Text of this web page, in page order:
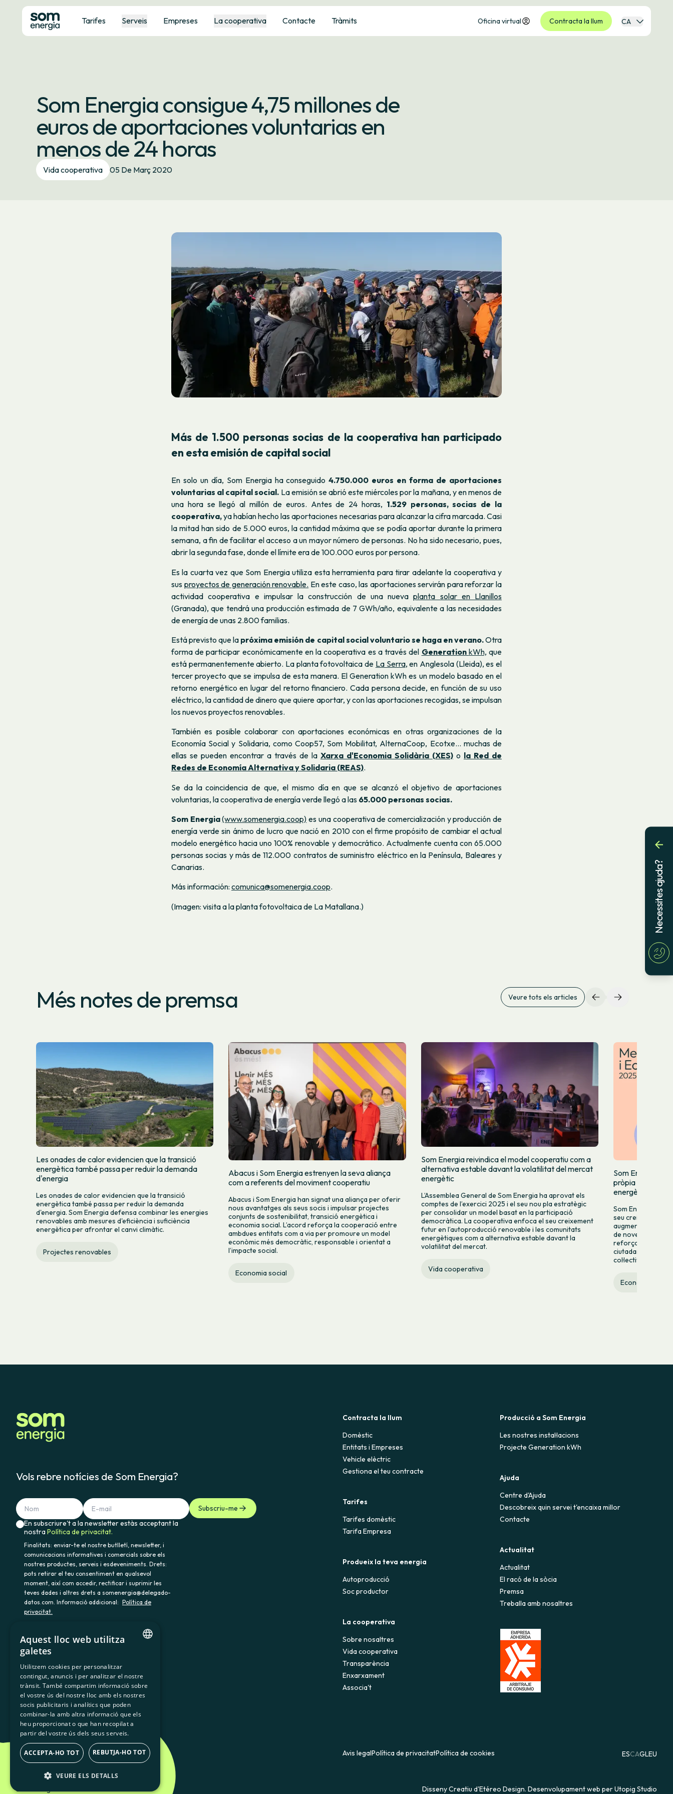
Tarifes Serveis Empreses La cooperativa Contacte Tràmits Oficina virtual Contracta la llum CA
Som Energia consigue 4,75 millones de
euros de aportaciones voluntarias en
menos de 24 horas
Vida cooperativa 05 De Març 2020
Más de 1.500 personas socias de la cooperativa han participado
en esta emisión de capital social
En solo un día, Som Energia ha conseguido4.750.000 euros en forma de aportaciones
voluntarias al capital social. La emisión se abrió este miércoles por la mañana, y en menos de
una hora se llegó al millón de euros. Antes de 24 horas, 1.529 personas, socias de la
cooperativa,ya habían hecho las aportaciones necesarias para alcanzar la cifra marcada. Casi
la mitad han sido de 5.000 euros, la cantidad máxima que se podía aportar durante la primera
semana, a fin de facilitar el acceso a un mayor número de personas. No ha sido necesario, pues,
abrir la segunda fase, donde el límite era de 100.000 euros por persona.
Es la cuarta vez que Som Energia utiliza esta herramienta para tirar adelante la cooperativa y
sus proyectos de generación renovable. En este caso, las aportaciones servirán para reforzar la
actividad cooperativa e impulsar la construcción de una nuevaplanta solar en Llanillos
(Granada), que tendrá una producción estimada de 7 GWh/año, equivalente a las necesidades
de energía de unas 2.800 familias.
Está previsto que la próxima emisión de capital social voluntario se haga en verano.Otra
forma de participar económicamente en la cooperativa es a través del Generation kWh, que
está permanentemente abierto. La planta fotovoltaica de La Serra, en Anglesola (Lleida), es el
tercer proyecto que se impulsa de esta manera. El Generation kWh es un modelo basado en el
retorno energético en lugar del retorno financiero. Cada persona decide, en función de su uso
eléctrico, la cantidad de dinero que quiere aportar, y con las aportaciones recogidas, se impulsan
los nuevos proyectos renovables.
También es posible colaborar con aportaciones económicas en otras organizaciones de la
Economía Social y Solidaria, como Coop57, Som Mobilitat, AlternaCoop, Ecotxe… muchas de
ellas se pueden encontrar a través de la Xarxa d'Economia Solidària (XES) o la Red de
Redes de Economía Alternativa y Solidaria (REAS).
Se da la coincidencia de que, el mismo día en que se alcanzó el objetivo de aportaciones
voluntarias, la cooperativa de energía verde llegó a las 65.000 personas socias.
Som Energia(www.somenergia.coop) es una cooperativa de comercialización y producción de
energía verde sin ánimo de lucro que nació en 2010 con el firme propósito de cambiar el actual
modelo energético hacia uno 100% renovable y democrático. Actualmente cuenta con 65.000
personas socias y más de 112.000 contratos de suministro eléctrico en la Península, Baleares y
Canarias.
Más información: comunica@somenergia.coop.
(Imagen: visita a la planta fotovoltaica de La Matallana.)
Més notes de premsa Veure tots els articles
Les onades de calor evidencien que la transició
energètica també passa per reduir la demanda
d'energia
Les onades de calor evidencien que la transició
energètica també passa per reduir la demanda
d'energia. Som Energia defensa combinar les energies
renovables amb mesures d'eficiència i suficiència
energètica per afrontar el canvi climàtic.
Projectes renovables
Abacus i Som Energia estrenyen la seva aliança
com a referents del moviment cooperatiu
Abacus i Som Energia han signat una aliança per oferir
nous avantatges als seus socis i impulsar projectes
conjunts de sostenibilitat, transició energètica i
economia social. L’acord reforça la cooperació entre
ambdues entitats com a via per promoure un model
econòmic més democràtic, responsable i orientat a
l’impacte social.
Economia social
Som Energia reivindica el model cooperatiu com a
alternativa estable davant la volatilitat del mercat
energètic
L’Assemblea General de Som Energia ha aprovat els
comptes de l’exercici 2025 i el seu nou pla estratègic
per consolidar un model basat en la participació
democràtica. La cooperativa enfoca el seu creixement
futur en l’autoproducció renovable i les comunitats
energètiques com a alternativa estable davant la
volatilitat del mercat.
Vida cooperativa
Som Energia
pròpia i
energètiques
Som Energia
seu creixement
augment del 9,2%
de noves
reforça així la
ciutadana i un
col·lectiva i les
Economia social
Vols rebre notícies de Som Energia?
Subscriu-me
En subscriure't a la newsletter estàs acceptant la
nostraPolítica de privacitat.
Finalitats: enviar-te el nostre butlletí, newsletter, i
comunicacions informatives i comercials sobre els
nostres productes, serveis i esdeveniments. Drets:
pots retirar el teu consentiment en qualsevol
moment, així com accedir, rectificar i suprimir les
teves dades i altres drets a somenergia@delegado-
datos.com. Informació addicional: Política de
privacitat.
900 103 605
Contracta la llum
Domèstic
Entitats i Empreses
Vehicle elèctric
Gestiona el teu contracte
Tarifes
Tarifes domèstic
Tarifa Empresa
Produeix la teva energia
Autoproducció
Soc productor
La cooperativa
Sobre nosaltres
Vida cooperativa
Transparència
Enxarxament
Associa't
Producció a Som Energia
Les nostres instal·lacions
Projecte Generation kWh
Ajuda
Centre d'Ajuda
Descobreix quin servei t'encaixa millor
Contacte
Actualitat
Actualitat
El racó de la sòcia
Premsa
Treballa amb nosaltres
Avis legalPolítica de privacitatPolítica de cookies ESCAGLEU
Som Energia SCCL - 2026 Disseny Creatiu d'Etéreo Design. Desenvolupament web per Utopig Studio
Necessites ajuda?
SPANISH
GL
BASQUE
Aquest lloc web utilitza
galetes
Utilitzem cookies per personalitzar
contingut, anuncis i per analitzar el nostre
trànsit. També compartim informació sobre
el vostre ús del nostre lloc amb els nostres
socis publicitaris i analítics que poden
combinar-la amb altra informació que els
heu proporcionat o que han recopilat a
partir del vostre ús dels seus serveis.
ACCEPTA-HO TOT REBUTJA-HO TOT
VEURE ELS DETALLS